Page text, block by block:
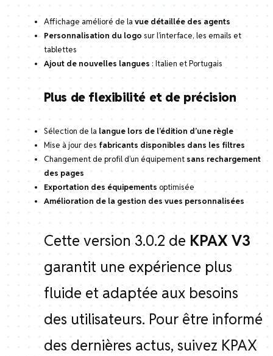
Affichage amélioré de lavue détaillée des agents
Personnalisation du logo sur l’interface, les emails et
tablettes
Ajout de nouvelles langues : Italien et Portugais
Plus de flexibilité et de précision
Sélection de la langue lors de l’édition d’une règle
Mise à jour des fabricants disponibles dans les filtres
Changement de profil d’un équipement sans rechargement
des pages
Exportation des équipements optimisée
Amélioration de la gestion des vues personnalisées
Cette version 3.0.2 de KPAX V3
garantit une expérience plus
fluide et adaptée aux besoins
des utilisateurs. Pour être informé
des dernières actus, suivez KPAX